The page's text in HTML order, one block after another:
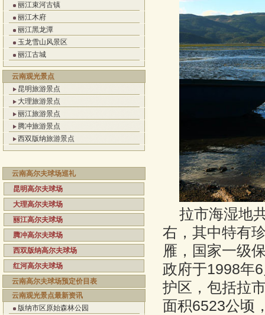
丽江束河古镇
丽江木府
丽江黑龙潭
玉龙雪山风景区
丽江古城
云南观光景点
昆明旅游景点
大理旅游景点
丽江旅游景点
腾冲旅游景点
西双版纳旅游景点
云南高尔夫球场巡礼
昆明高尔夫球场
大理高尔夫球场
丽江高尔夫球场
腾冲高尔夫球场
西双版纳高尔夫球场
红河高尔夫球场
云南高尔夫球场预定价目表
云南观光景点最新资讯
版纳市区原始森林公园
拉市海湿地
右，其中特有
雁，国家一级
政府于1998年
护区，包括拉
面积6523公顷